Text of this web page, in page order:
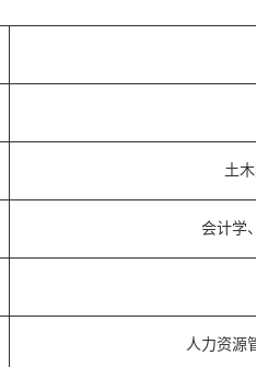
土
会计学
人力资源